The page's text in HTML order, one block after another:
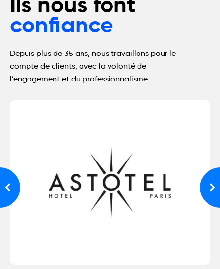
confiance
Depuis plus de 35 ans, nous travaillons pour le
compte de clients, avec la volonté de
l’engagement et du professionnalisme.